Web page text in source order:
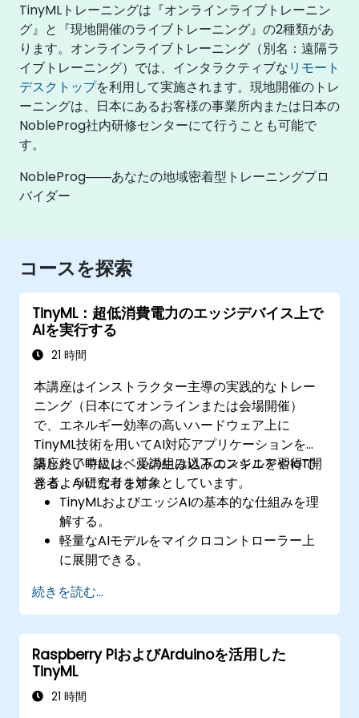
TinyMLトレーニングは『オンラインライブトレーニン
グ』と『現地開催のライブトレーニング』の2種類があ
ります。オンラインライブトレーニング（別名：遠隔ラ
イブトレーニング）では、インタラクティブなリモート
デスクトップを利用して実施されます。現地開催のトレ
ーニングは、日本にあるお客様の事業所内または日本の
NobleProg社内研修センターにて行うことも可能で
す。
NobleProg――あなたの地域密着型トレーニングプロ
バイダー
コースを探索
TinyML：超低消費電力のエッジデバイス上で
AIを実行する
21 時間
本講座はインストラクター主導の実践的なトレー
ニング（日本にてオンラインまたは会場開催）
で、エネルギー効率の高いハードウェア上に
TinyML技術を用いてAI対応アプリケーションを構
築したい中級レベルの組み込みエンジニアやIoT開
発者、AI研究者を対象としています。
講座終了時には、受講生は以下のスキルを習得で
きるようになります：
TinyMLおよびエッジAIの基本的な仕組みを理
解する。
軽量なAIモデルをマイクロコントローラー上
に展開できる。
きる。
TinyMLを実際のIoTアプリケーションへ統合
できる。
続きを読む...
Raspberry PiおよびArduinoを活用した
TinyML
21 時間